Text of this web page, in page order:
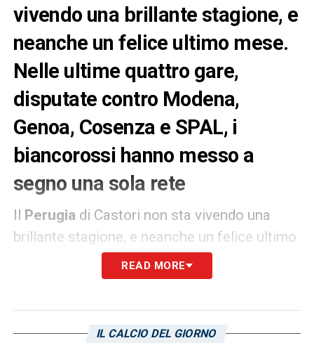
vivendo una brillante stagione, e
neanche un felice ultimo mese.
Nelle ultime quattro gare,
disputate contro Modena,
Genoa, Cosenza e SPAL, i
biancorossi hanno messo a
segno una sola rete
Il Perugia di Castori non sta vivendo una
brillante stagione, e neanche un felice ultimo
mese. Nelle ultime quattro gare, disputate
contro Modena, Genoa, Cosenza e SPAL, i
READ MORE
IL CALCIO DEL GIORNO